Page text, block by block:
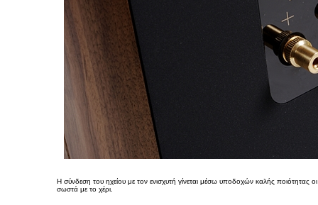
Η σύνδεση του ηχείου με τον ενισχυτή γίνεται μέσω υποδοχών καλής ποιότητας
σωστά με το χέρι.